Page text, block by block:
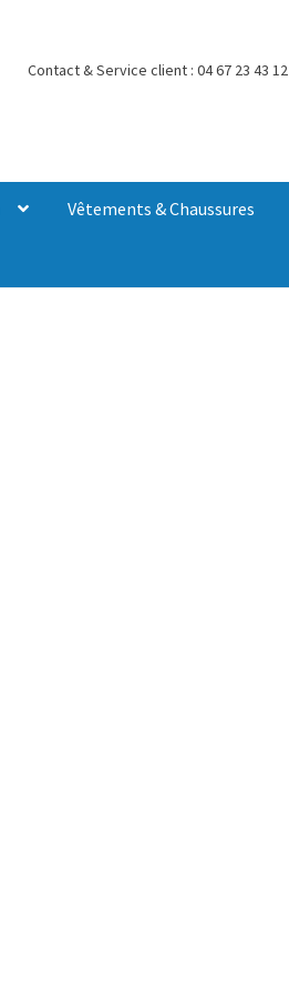
Contact & Service client : 04 67 23 43 12
Vêtements & Chaussures